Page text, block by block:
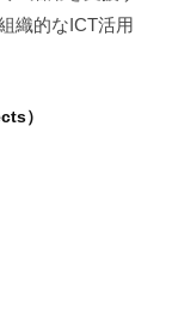
織的なICT活用
）